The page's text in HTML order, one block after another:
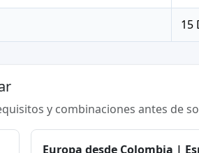
15
y combinaciones antes de
Europa desde Colombia |